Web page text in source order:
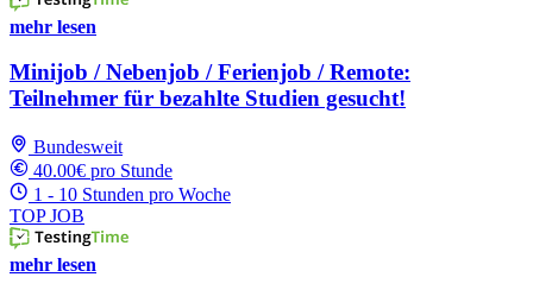
mehr lesen
Minijob / Nebenjob / Ferienjob / Remote:
Teilnehmer für bezahlte Studien gesucht!
Bundesweit
40.00€ pro Stunde
1 - 10 Stunden pro Woche
TOP JOB
mehr lesen